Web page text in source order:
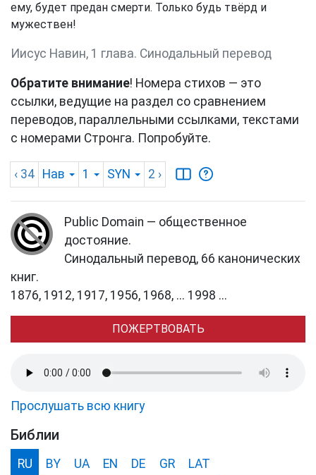
ему, будет предан смерти. Только будь твёрд и
мужествен!
Иисус Навин, 1 глава. Синодальный перевод
Обратите внимание! Номера стихов — это
ссылки, ведущие на раздел со сравнением
переводов, параллельными ссылками, текстами
с номерами Стронга. Попробуйте.
‹ 34 Нав 1 SYN 2 ›
Public Domain — общественное
достояние.
Синодальный перевод, 66 канонических
книг.
1876, 1912, 1917, 1956, 1968, ... 1998 ...
ПОЖЕРТВОВАТЬ
Прослушать всю книгу
Библии
RU BY UA EN DE GR LAT